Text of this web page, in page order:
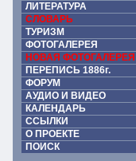
ЛИТЕРАТУРА
СЛОВАРЬ
ТУРИЗМ
ФОТОГАЛЕРЕЯ
НОВАЯ ФОТОГАЛЕРЕЯ
ПЕРЕПИСЬ 1886г.
ФОРУМ
АУДИО И ВИДЕО
КАЛЕНДАРЬ
ССЫЛКИ
О ПРОЕКТЕ
ПОИСК